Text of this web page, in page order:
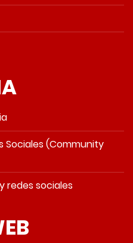
Sociales (Community
redes sociales